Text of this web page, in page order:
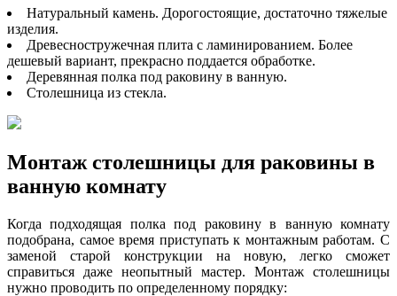
Натуральный камень. Дорогостоящие, достаточно тяжелые
изделия.
Древесностружечная плита с ламинированием. Более
дешевый вариант, прекрасно поддается обработке.
Деревянная полка под раковину в ванную.
Столешница из стекла.
Монтаж столешницы для раковины в
ванную комнату
Когда подходящая полка под раковину в ванную комнату
подобрана, самое время приступать к монтажным работам. С
заменой старой конструкции на новую, легко сможет
справиться даже неопытный мастер. Монтаж столешницы
нужно проводить по определенному порядку: